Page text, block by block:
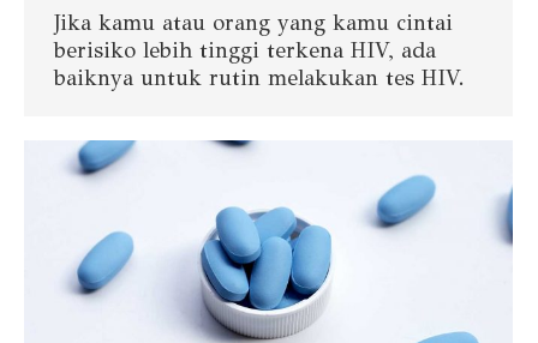
Jika kamu atau orang yang kamu cintai
berisiko lebih tinggi terkena HIV, ada
baiknya untuk rutin melakukan tes HIV.